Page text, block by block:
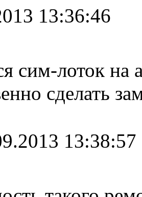
13:36:46
сим-лоток на
сделать
13:38:57